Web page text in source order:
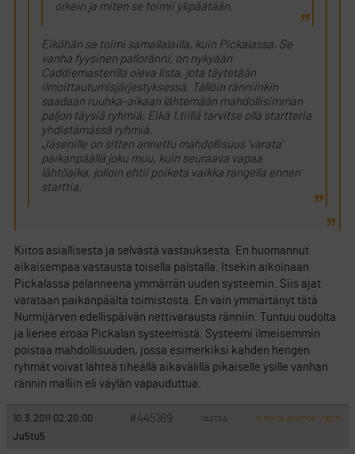
oikein ja miten se toimii ylipäätään.
Eiköhän se toimi samallalailla, kuin Pickalassa. Se
vanha fyysinen palloränni, on nykyään
Caddiemasterilla oleva lista, jota täytetään
ilmoittautumisjärjestyksessä. Tällöin ränniinkin
saadaan ruuhka-aikaan lähtemään mahdollisimman
paljon täysiä ryhmiä. Eikä 1.tiillä tarvitse olla startteria
yhdistämässä ryhmiä.
Jäsenille on sitten annettu mahdollisuus ’varata’
paikanpäällä joku muu, kuin seuraava vapaa
lähtöaika, jolloin ehtii poiketa vaikka rangella ennen
starttia.
Kiitos asiallisesta ja selvästä vastauksesta. En huomannut
aikaisempaa vastausta toisella palstalla. Itsekin aikoinaan
Pickalassa pelanneena ymmärrän uuden systeemin. Siis ajat
varataan paikanpäältä toimistosta. En vain ymmärtänyt tätä
Nurmijärven edellispäivän nettivarausta ränniin. Tuntuu oudolta
ja lienee eroaa Pickalan systeemistä. Systeemi ilmeisemmin
poistaa mahdollisuuden, jossa esimerkiksi kahden hengen
ryhmät voivat lähteä tiheällä aikavälillä pikaiselle ysille vanhan
rännin malliin eli väylän vapauduttua.
10.3.2011 02:20:00 #445169 VASTAA ILMOITA ASIATON VIESTI
Ju5tu5